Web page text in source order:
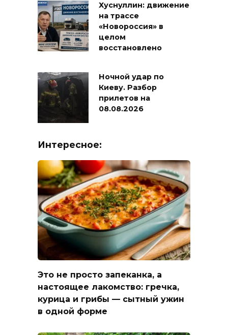
Хуснуллин: движение
на трассе
«Новороссия» в
целом
восстановлено
Ночной удар по
Киеву. Разбор
прилетов на
08.08.2026
Интересное:
Это не просто запеканка, а
настоящее лакомство: гречка,
курица и грибы — сытный ужин
в одной форме